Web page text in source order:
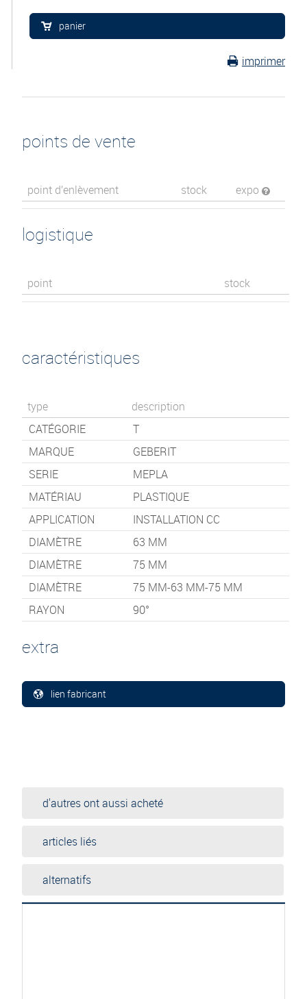
panier
imprimer
points de vente
point d’enlèvement stock expo
logistique
point stock
caractéristiques
type
description
CATÉGORIE
T
MARQUE
GEBERIT
SERIE
MEPLA
MATÉRIAU
PLASTIQUE
APPLICATION
INSTALLATION CC
DIAMÈTRE
63 MM
DIAMÈTRE
75 MM
DIAMÈTRE
75 MM-63 MM-75 MM
RAYON
90°
extra
lien fabricant
d'autres ont aussi acheté
articles liés
alternatifs